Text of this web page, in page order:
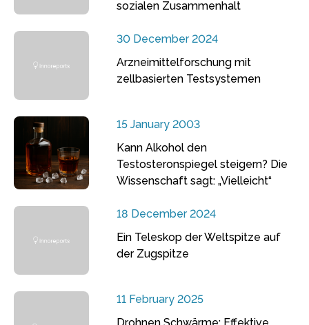
sozialen Zusammenhalt
30 December 2024
Arzneimittelforschung mit
zellbasierten Testsystemen
15 January 2003
Kann Alkohol den
Testosteronspiegel steigern? Die
Wissenschaft sagt: „Vielleicht“
18 December 2024
Ein Teleskop der Weltspitze auf
der Zugspitze
11 February 2025
Drohnen Schwärme: Effektive